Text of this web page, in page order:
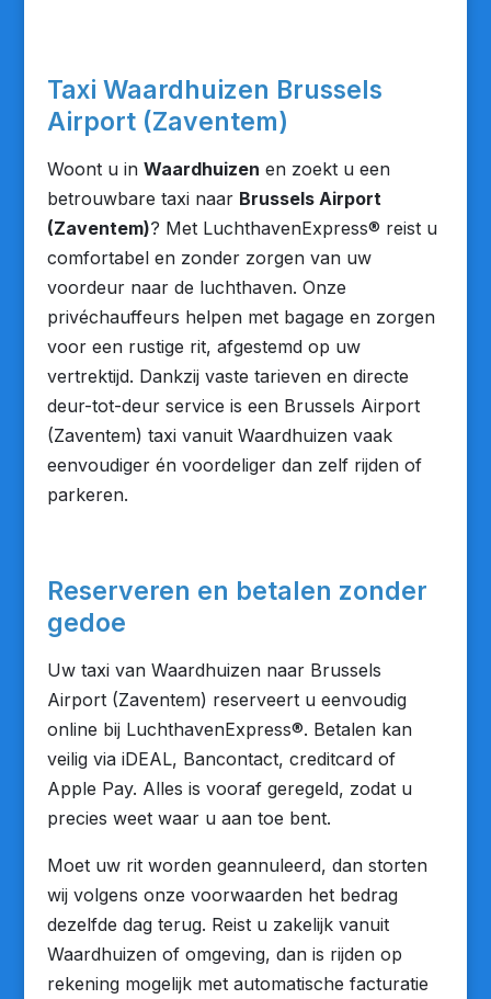
Taxi Waardhuizen Brussels
Airport (Zaventem)
Woont u in Waardhuizen en zoekt u een
betrouwbare taxi naar Brussels Airport
(Zaventem)? Met LuchthavenExpress® reist u
comfortabel en zonder zorgen van uw
voordeur naar de luchthaven. Onze
privéchauffeurs helpen met bagage en zorgen
voor een rustige rit, afgestemd op uw
vertrektijd. Dankzij vaste tarieven en directe
deur-tot-deur service is een Brussels Airport
(Zaventem) taxi vanuit Waardhuizen vaak
eenvoudiger én voordeliger dan zelf rijden of
parkeren.
Reserveren en betalen zonder
gedoe
Uw taxi van Waardhuizen naar Brussels
Airport (Zaventem) reserveert u eenvoudig
online bij LuchthavenExpress®. Betalen kan
veilig via iDEAL, Bancontact, creditcard of
Apple Pay. Alles is vooraf geregeld, zodat u
precies weet waar u aan toe bent.
Moet uw rit worden geannuleerd, dan storten
wij volgens onze voorwaarden het bedrag
dezelfde dag terug. Reist u zakelijk vanuit
Waardhuizen of omgeving, dan is rijden op
rekening mogelijk met automatische facturatie